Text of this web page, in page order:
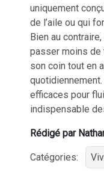
uniquement
de l’aile ou qui
Bien au
passer moins de
son coin tout en
efficaces pour
indispensable
Rédigé par
Catégories: